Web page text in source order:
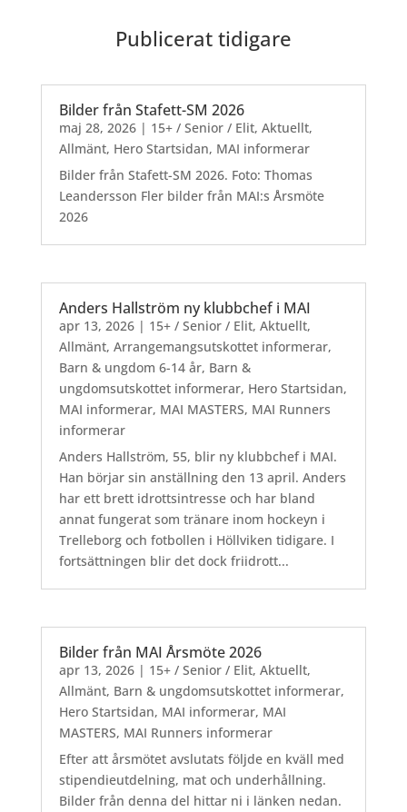
Publicerat tidigare
Bilder från Stafett-SM 2026
maj 28, 2026| 15+ / Senior / Elit, Aktuellt,
Allmänt, Hero Startsidan, MAI informerar
Bilder från Stafett-SM 2026. Foto: Thomas
Leandersson Fler bilder från MAI:s Årsmöte
2026
Anders Hallström ny klubbchef i MAI
apr 13, 2026| 15+ / Senior / Elit, Aktuellt,
Allmänt, Arrangemangsutskottet informerar,
Barn & ungdom 6-14 år, Barn &
ungdomsutskottet informerar, Hero Startsidan,
MAI informerar, MAI MASTERS, MAI Runners
informerar
Anders Hallström, 55, blir ny klubbchef i MAI.
Han börjar sin anställning den 13 april. Anders
har ett brett idrottsintresse och har bland
annat fungerat som tränare inom hockeyn i
Trelleborg och fotbollen i Höllviken tidigare. I
fortsättningen blir det dock friidrott...
Bilder från MAI Årsmöte 2026
apr 13, 2026| 15+ / Senior / Elit, Aktuellt,
Allmänt, Barn & ungdomsutskottet informerar,
Hero Startsidan, MAI informerar, MAI
MASTERS, MAI Runners informerar
Efter att årsmötet avslutats följde en kväll med
stipendieutdelning, mat och underhållning.
Bilder från denna del hittar ni i länken nedan.